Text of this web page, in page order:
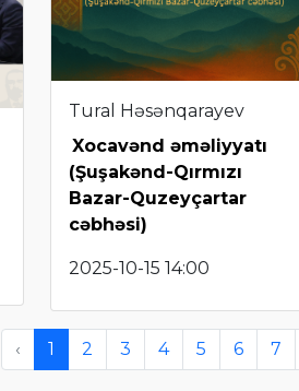
Tural Həsənqarayev
Xocavənd əməliyyatı
(Şuşakənd-Qırmızı
Bazar-Quzeyçartar
cəbhəsi)
2025-10-15 14:00
‹ 1 2 3 4 5 6 7